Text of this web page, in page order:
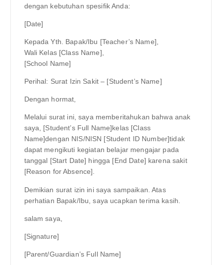
dengan kebutuhan spesifik Anda:
[Date]
Kepada Yth. Bapak/Ibu [Teacher’s Name],
Wali Kelas [Class Name],
[School Name]
Perihal: Surat Izin Sakit – [Student’s Name]
Dengan hormat,
Melalui surat ini, saya memberitahukan bahwa anak
saya, [Student’s Full Name]kelas [Class
Name]dengan NIS/NISN [Student ID Number]tidak
dapat mengikuti kegiatan belajar mengajar pada
tanggal [Start Date] hingga [End Date] karena sakit
[Reason for Absence].
Demikian surat izin ini saya sampaikan. Atas
perhatian Bapak/Ibu, saya ucapkan terima kasih.
salam saya,
[Signature]
[Parent/Guardian’s Full Name]